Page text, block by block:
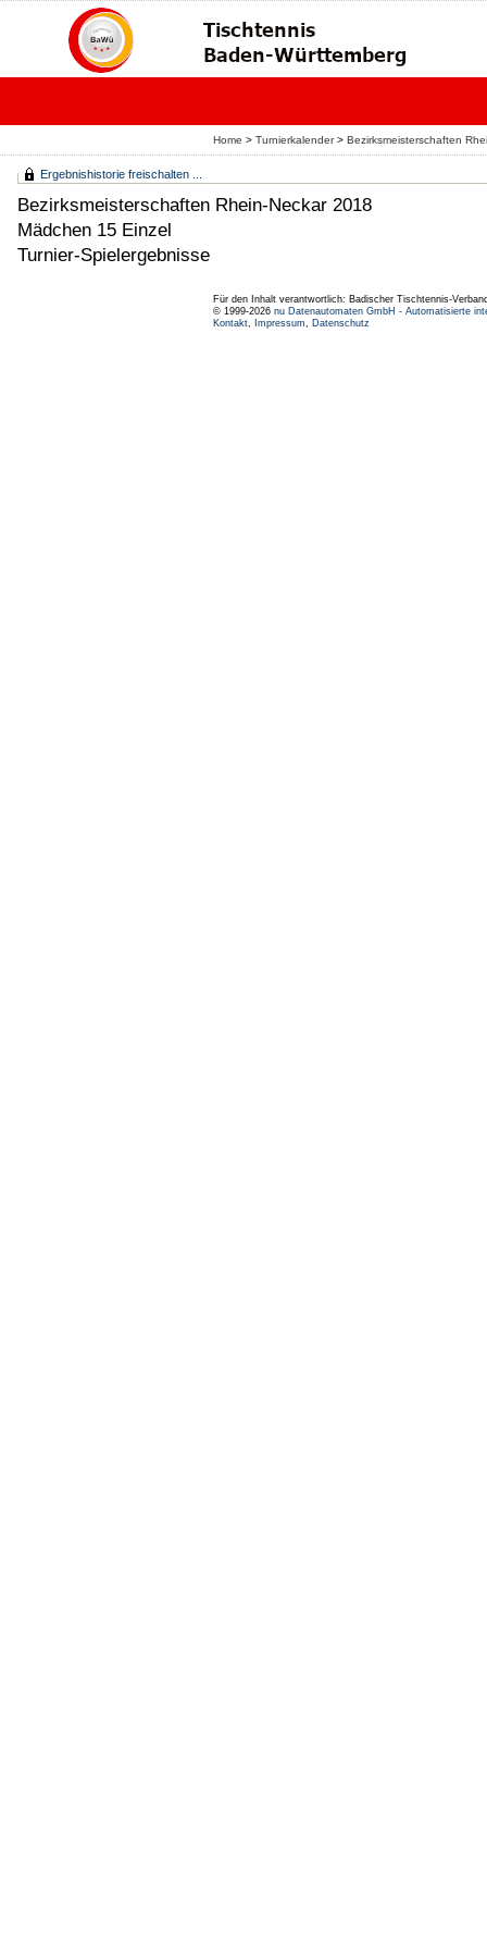
Home > Turnierkalender> Bezirksmeisterschaften
Ergebnishistorie freischalten ...
Bezirksmeisterschaften Rhein-Neckar 2018
Mädchen 15 Einzel
Turnier-Spielergebnisse
Für den Inhalt verantwortlich: Badischer Tischtennis-
© 1999-2026 nu Datenautomaten GmbH - Automatisierte
Kontakt, Impressum, Datenschutz